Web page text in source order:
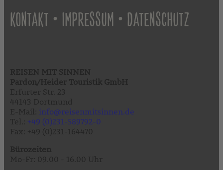
KONTAKT • IMPRESSUM • DATENSCHUTZ
info@reisenmitsinnen.de
+49 (0)231-589792-0